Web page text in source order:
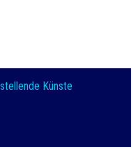
Künste